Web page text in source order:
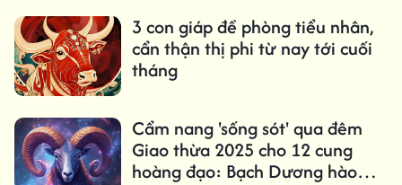
3 con giáp đề phòng tiểu nhân,
cẩn thận thị phi từ nay tới cuối
tháng
Cẩm nang 'sống sót' qua đêm
Giao thừa 2025 cho 12 cung
hoàng đạo: Bạch Dương hào